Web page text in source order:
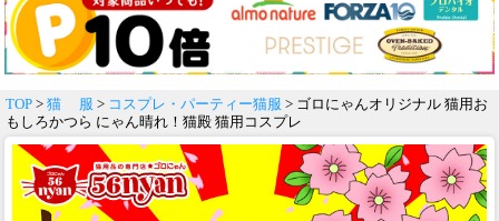
TOP > 猫 服 > コスプレ・パーティー猫服 > ゴロにゃんオリジナル 猫用お
もしろかつら にゃん晴れ！猫殿 猫用コスプレ